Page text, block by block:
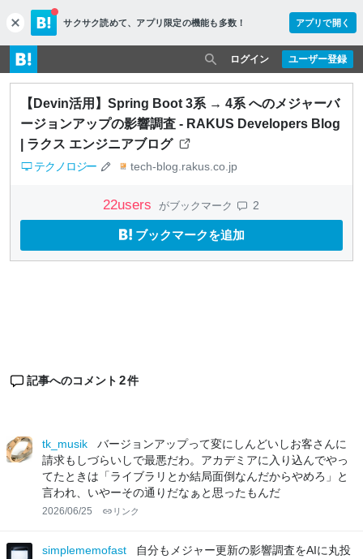
c
l
o
s
e
サクサク読めて、 アプリ限定の機能も多数！ アプリで開く
ユーザー登録
ログイン
【Devin活用】Spring Boot 3系 → 4系 へのメジャーバ
ージョンアップの影響調査 - RAKUS Developers Blog
| ラクス エンジニアブログ
テクノロジー tech-blog.rakus.co.jp
22users がブックマーク 2
ブックマークを追加
記事へのコメント 2件
tk_musik
バージョンアップって変にしんどいしお客さんに
請求もしづらいしで最悪だわ。アカデミアに入り込んでやっ
てたときは「ライブラリとか結局面倒なんだからやめろ」と
言われ、いやーその通りだなぁと思ったもんだ
2026/06/25 リンク
simplememofast
自分もメジャー更新の影響調査をAIに丸投